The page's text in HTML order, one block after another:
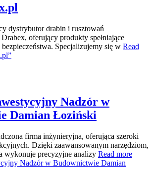
dystrybutor drabin i rusztowań
oferujący produkty spełniające
Specjalizujemy się w Read
Nadzór w
Damian Łoziński
firma inżynieryjna, oferująca szeroki
Dzięki zaawansowanym narzędziom,
wykonuje precyzyjne analizy Read more
Nadzór w Budownictwie Damian